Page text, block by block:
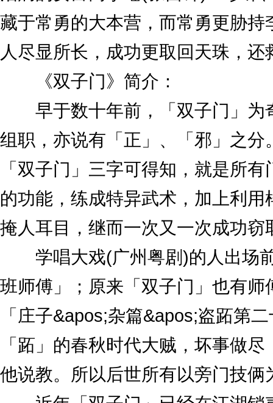
藏于常勇的大本营，而常勇更胁
人尽显所长，成功更取回天珠，
《双子门》简介：
早于数十年前，「双子门」为
组职，亦说有「正」、「邪」之
「双子门」三字可得知，就是所
的功能，练成特异武术，加上利
掩人耳目，继而一次又一次成功窃
学唱大戏(广州粤剧)的人出场前
班师傅」；原来「双子门」也有
「庄子&apos;杂篇&apos;盗跖第
「跖」的春秋时代大贼，坏事做
他说教。所以后世所有以旁门技